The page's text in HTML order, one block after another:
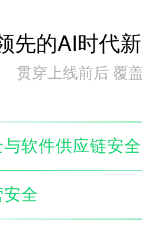
先的AI时代
贯穿上线前后 覆
软件供应链安全
全